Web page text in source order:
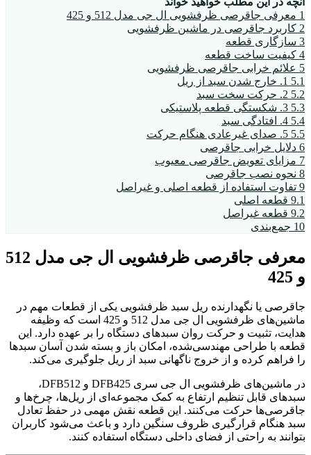
1 معرفی جاقرصی ظرفشویی ال جی مدل 512 و 425
2 کاربرد جاقرصی در ماشین ظرفشویی
3 سازگاری قطعه
4 کیفیت ساخت قطعه
5 علائم خرابی جاقرصی ظرفشویی
5.1 1. خارج شدن سبد از ریل
5.2 2. حرکت سخت سبد
5.3 3. شکستگی قطعه پلاستیکی
5.4 4. افتادگی سبد
5.5 5. صدای غیرعادی هنگام حرکت
6 دلایل خرابی جاقرصی
7 مزایای تعویض جاقرصی معیوب
8 نحوه نصب جاقرصی
9 تفاوت استفاده از قطعه اصلی و غیراصل
9.1 قطعه اصلی
9.2 قطعه غیراصل
10 جمع‌بندی
معرفی جاقرصی ظرفشویی ال جی مدل 512
و 425
جاقرصی یا نگهدارنده ریل سبد ظرفشویی یکی از قطعات مهم در
ماشین‌های ظرفشویی ال جی مدل 512 و 425 است که وظیفه
هدایت، تثبیت و حرکت روان سبدهای دستگاه را بر عهده دارد. این
قطعه با طراحی مهندسی‌شده، امکان باز و بسته شدن آسان سبدها
را فراهم کرده و از خروج ناگهانی سبد از ریل جلوگیری می‌کند.
در ماشین‌های ظرفشویی ال جی سری DFB425 و DFB512،
سبدهای قابل تنظیم ارتفاع به کمک مجموعه‌ای از ریل‌ها، چرخ‌ها و
جاقرصی‌ها حرکت می‌کنند. این قطعه نقش مهمی در حفظ تعادل
سبد هنگام قرارگیری ظروف سنگین دارد و باعث می‌شود کاربران
بتوانند به راحتی از فضای داخلی دستگاه استفاده کنند.